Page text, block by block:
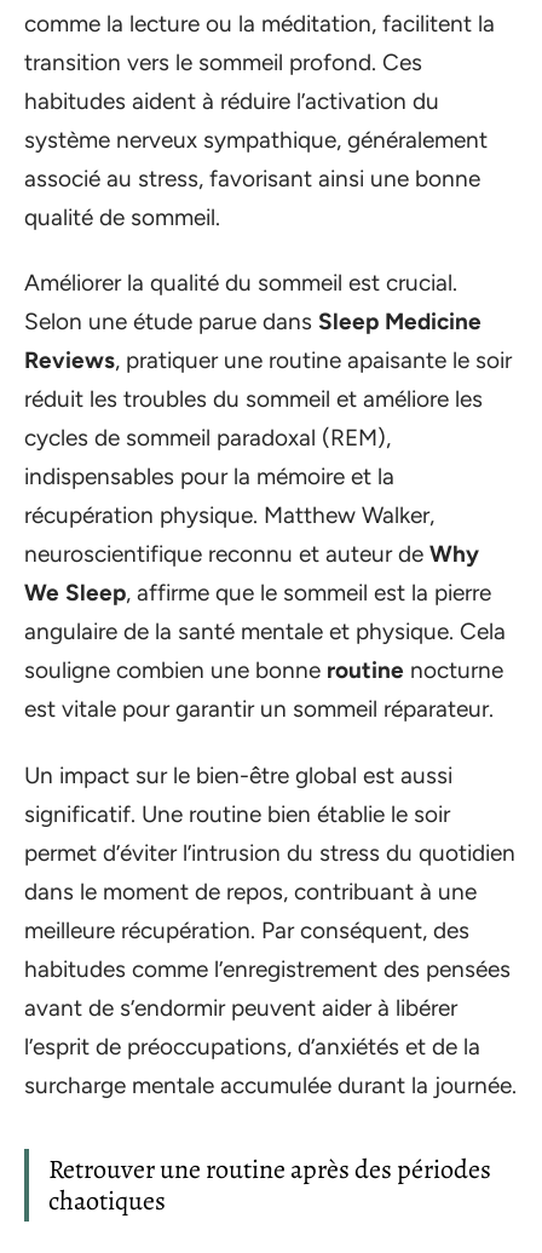
comme la lecture ou la méditation, facilitent la
transition vers le sommeil profond. Ces
habitudes aident à réduire l’activation du
système nerveux sympathique, généralement
associé au stress, favorisant ainsi une bonne
qualité de sommeil.
Améliorer la qualité du sommeil est crucial.
Selon une étude parue dans Sleep Medicine
Reviews, pratiquer une routine apaisante le soir
réduit les troubles du sommeil et améliore les
cycles de sommeil paradoxal (REM),
indispensables pour la mémoire et la
récupération physique. Matthew Walker,
neuroscientifique reconnu et auteur de Why
We Sleep, affirme que le sommeil est la pierre
angulaire de la santé mentale et physique. Cela
souligne combien une bonne routine nocturne
est vitale pour garantir un sommeil réparateur.
Un impact sur le bien-être global est aussi
significatif. Une routine bien établie le soir
permet d’éviter l’intrusion du stress du quotidien
dans le moment de repos, contribuant à une
meilleure récupération. Par conséquent, des
habitudes comme l’enregistrement des pensées
avant de s’endormir peuvent aider à libérer
l’esprit de préoccupations, d’anxiétés et de la
surcharge mentale accumulée durant la journée.
Retrouver une routine après des périodes
chaotiques